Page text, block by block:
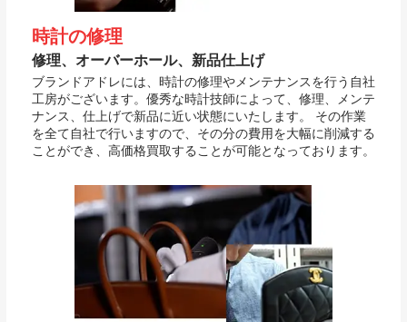
時計の修理
修理、オーバーホール、新品仕上げ
ブランドアドレには、時計の修理やメンテナンスを行う自社
工房がございます。優秀な時計技師によって、修理、メンテ
ナンス、仕上げで新品に近い状態にいたします。 その作業
を全て自社で行いますので、その分の費用を大幅に削減する
ことができ、高価格買取することが可能となっております。